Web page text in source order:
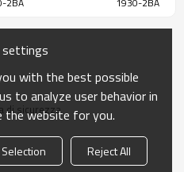
fotoelettriche
di sicurezza
settings
with the best possible
to analyze user behavior in
the website for you.
Reject All